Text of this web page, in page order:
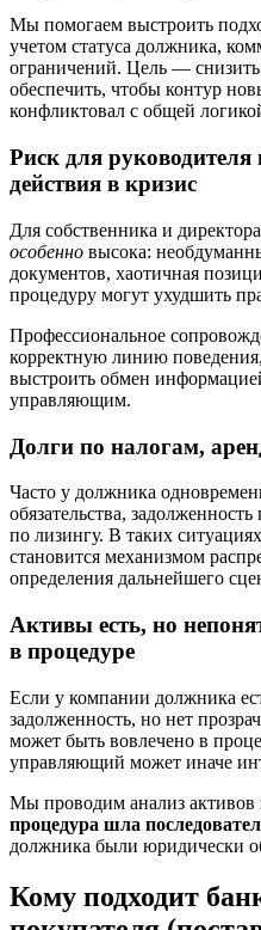
Мы помогаем выстроить
учетом статуса должника,
ограничений. Цель —
обеспечить, чтобы контур
конфликтовал с общей
Риск для руководителя
действия в кризис
Для собственника и
особенно высока:
документов, хаотичная
процедуру могут ухудшить
Профессиональное
корректную линию поведения,
выстроить обмен
управляющим.
Долги по налогам,
Часто у должника
обязательства,
по лизингу. В таких
становится механизмом
определения дальнейшего
Активы есть, но
в процедуре
Если у компании должника
задолженность, но нет
может быть вовлечено в
управляющий может иначе
Мы проводим анализ активов
процедура шла
должника были юридически
Кому подходит